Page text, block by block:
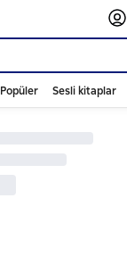
Popüler Sesli kitaplar